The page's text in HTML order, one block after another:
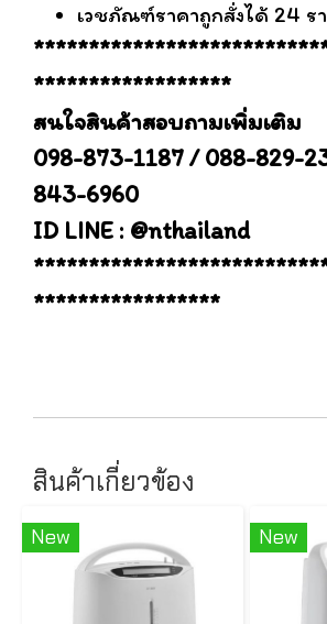
เวชภัณฑ์ราคาถูกสั่งได้ 24 ร
******************
สนใจสินค้าสอบถามเพิ่มเติม
098-873-1187 / 088-829-
843-6960
ID LINE : @nthailand
*****************
สินค้าเกี่ยวข้อง
New New